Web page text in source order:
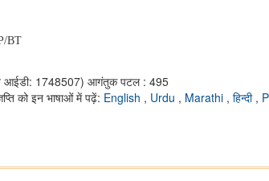
BT
आईडी: 1748507) आगंतुक पटल : 495
को इन भाषाओं में पढ़ें: English , Urdu , Marathi , हिन्दी ,